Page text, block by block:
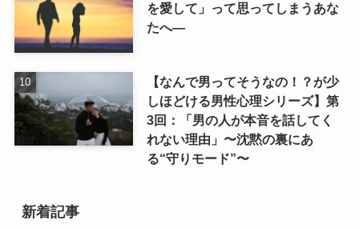
を愛して」って思ってしまうあな
たへ―
【なんで男ってそうなの！？が少
しほどける男性心理シリーズ】第
3回：「男の人が本音を話してく
れない理由」〜沈黙の裏にあ
る“守りモード”〜
新着記事